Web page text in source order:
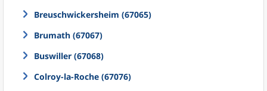
Breuschwickersheim (67065)
Brumath (67067)
Buswiller (67068)
Colroy-la-Roche (67076)